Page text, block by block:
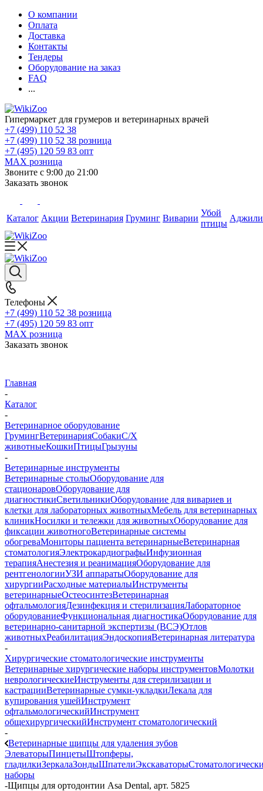
О компании
Оплата
Доставка
Контакты
Тендеры
Оборудование на заказ
FAQ
...
Гипермаркет для грумеров и ветеринарных врачей
+7 (499) 110 52 38
+7 (499) 110 52 38 розница
+7 (495) 120 59 83 опт
MAX розница
Звоните с 9:00 до 21:00
Заказать звонок
Каталог Акции Ветеринария Груминг Виварии
Убой
птицы
Телефоны
+7 (499) 110 52 38 розница
+7 (495) 120 59 83 опт
MAX розница
Заказать звонок
Главная
-
Каталог
-
Ветеринарное оборудование
ГрумингВетеринарияСобакиС/Х
животныеКошкиПтицыГрызуны
-
Ветеринарные инструменты
Ветеринарные столыОборудование для
стационаровОборудование для
диагностикиСветильникиОборудование для вивариев и
клетки для лабораторных животныхМебель для ветеринарных
клиникНосилки и тележки для животныхОборудование для
фиксации животногоВетеринарные системы
обогреваМониторы пациента ветеринарныеВетеринарная
стоматологияЭлектрокардиографыИнфузионная
терапияАнестезия и реанимацияОборудование для
рентгенологииУЗИ аппаратыОборудование для
хирургииРасходные материалыИнструменты
ветеринарныеОстеосинтезВетеринарная
офтальмологияДезинфекция и стерилизацияЛабораторное
оборудованиеФункциональная диагностикаОборудование для
ветеринарно-санитарной экспертизы (ВСЭ)Отлов
животныхРеабилитацияЭндоскопияВетеринарная литература
-
Хирургические стоматологические инструменты
Ветеринарные хирургические наборы инструментовМолотки
неврологическиеИнструменты для стерилизации и
кастрацииВетеринарные сумки-укладкиЛекала для
купирования ушейИнструмент
офтальмологическийИнструмент
общехирургическийИнструмент стоматологический
-
Ветеринарные щипцы для удаления зубов
ЭлеваторыПинцетыШтопферы,
гладилкиЗеркалаЗондыШпателиЭкскаваторы
наборы
-Щипцы для ортодонтии Asa Dental, арт. 5825